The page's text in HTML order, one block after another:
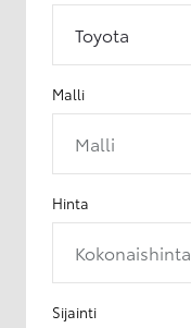
Toyota
Malli
Malli
Hinta
Kokonaishinta
Sijainti